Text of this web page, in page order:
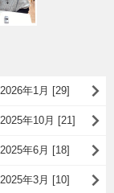
2026年1月 [29]
2025年10月 [21]
2025年6月 [18]
2025年3月 [10]